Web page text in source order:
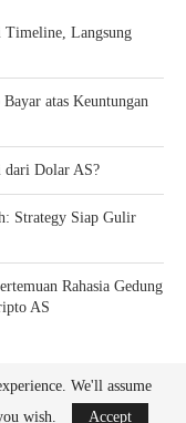
Langsung
atas Keuntungan
Dolar AS?
Strategy Siap Gulir
Rahasia Gedung
AS
We'll assume
wish.
Accept